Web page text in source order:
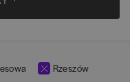
Rzeszów